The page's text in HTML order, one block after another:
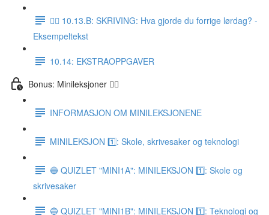
✍🏼 10.13.B: SKRIVING: Hva gjorde du forrige lørdag? -
Eksempeltekst
10.14: EKSTRAOPPGAVER
Bonus: Minileksjoner 👌🏻
INFORMASJON OM MINILEKSJONENE
MINILEKSJON 1️⃣: Skole, skrivesaker og teknologi
🔵 QUIZLET "MINI1A": MINILEKSJON 1️⃣: Skole og
skrivesaker
🔵 QUIZLET "MINI1B": MINILEKSJON 1️⃣: Teknologi og